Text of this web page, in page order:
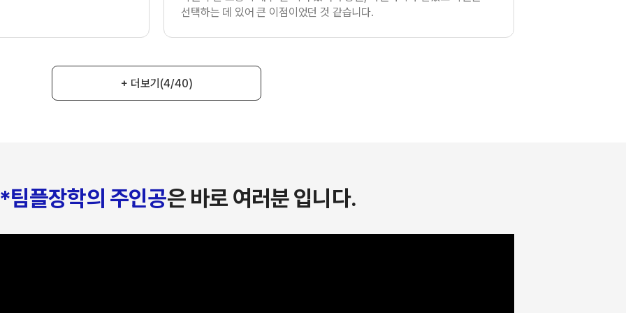
선택하는 데 있어 큰 이점이었던 것 같습니다.
+ 더보기 (4/40)
팀플장학의 주인공은 바로 여러분 입니다.